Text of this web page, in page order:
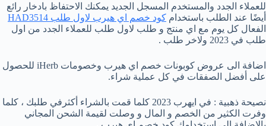
للعملاء الجدد والمستخدم المسجل الجديد يمكنك الاحتفاظ بادخار رائع
أيضًا عند الطلب باستخدام كود خصم اي هيرب لاول طلب HAD3514
الفعال كل يوم مع اي منتج و طلب لاول طلب للعملاء الجدد من اول
طلب في 2023 ولاخر طلب .
اضافة الى عروض كوبونات خصم اي هيرب وخصومات iHerb للحصول
على أفضل الصفقات في كل عملية شراء.
نصيحة ذهبية : في ايهرب 2023 كلما قمت بالشراء أكثرفي طلبك ، كلما
وفرت الكثير من الخصم و المال و وصلت لقيمة الشحن المجاني